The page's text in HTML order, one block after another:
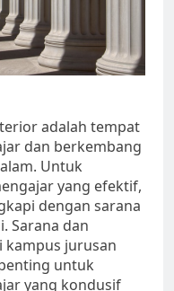
adalah tempat
dan berkembang
Untuk
yang efektif,
dengan sarana
Sarana dan
kampus jurusan
untuk
yang kondusif